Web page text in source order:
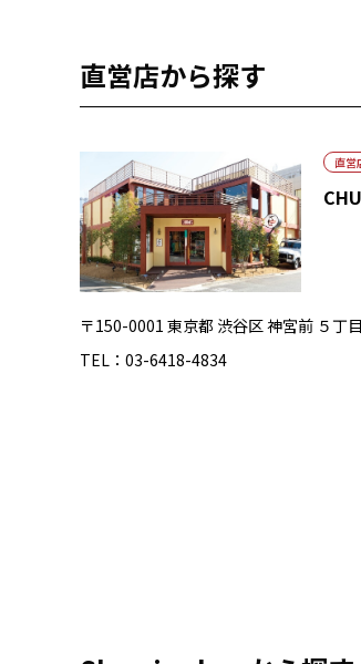
直営店から探す
直営
〒150-0001 東京都 渋谷区 神宮前 ５丁
TEL：03-6418-4834